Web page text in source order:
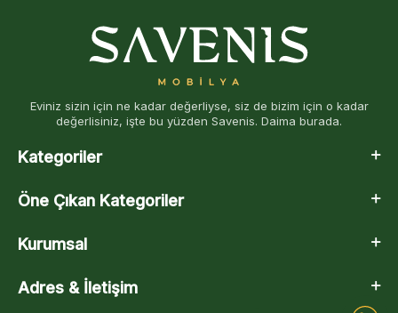
Eviniz sizin için ne kadar değerliyse, siz de bizim için o kadar
değerlisiniz, işte bu yüzden Savenis. Daima burada.
Kategoriler
Öne Çıkan Kategoriler
Kurumsal
Adres & İletişim